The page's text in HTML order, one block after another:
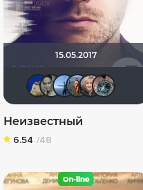
15.05.2017
didak2002
ari84
Неизвестный
6.54 /48